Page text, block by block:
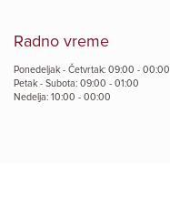
Radno vreme
Ponedeljak - Četvrtak: 09:00 - 00:00
Petak - Subota: 09:00 - 01:00
Nedelja: 10:00 - 00:00